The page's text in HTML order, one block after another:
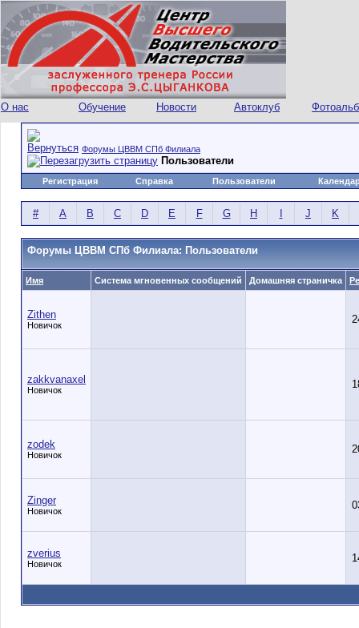
О нас Обучение Новости Автоклуб
Форумы ЦВВМ СПб Филиала
Пользователи
Регистрация Справка Пользователи
# A B C D E F G H J K
Форумы ЦВВМ СПб Филиала: Пользователи
Имя Система мгновенных сообщений Домашняя страничка
Zithen
Новичок
zakkvanaxel
Новичок
zodek
Новичок
Zinger
Новичок
zverius
Новичок